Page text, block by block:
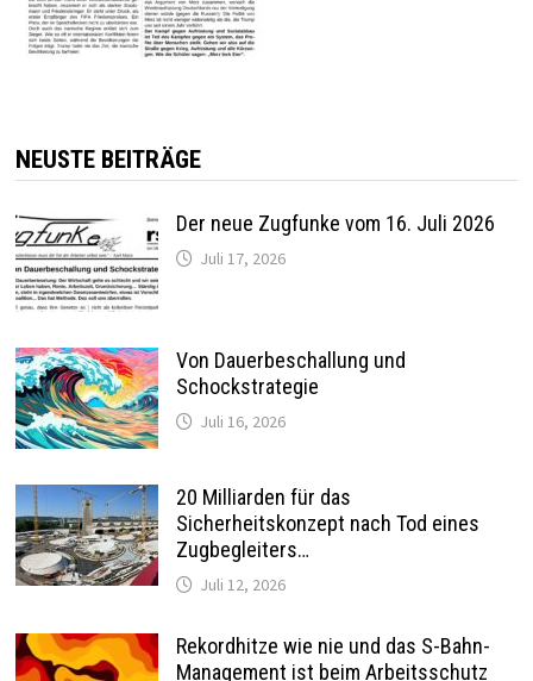
NEUSTE BEITRÄGE
Der neue Zugfunke vom 16. Juli 2026
Juli 17, 2026
Von Dauerbeschallung und
Schockstrategie
Juli 16, 2026
20 Milliarden für das
Sicherheitskonzept nach Tod eines
Zugbegleiters…
Juli 12, 2026
Rekordhitze wie nie und das S-Bahn-
Management ist beim Arbeitsschutz